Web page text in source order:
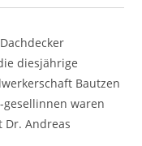
diesjährige
Bautzen
gesellinnen waren
Dr. Andreas